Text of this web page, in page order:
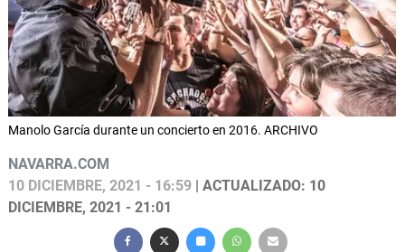
Manolo García durante un concierto en 2016. ARCHIVO
NAVARRA.COM
10 DICIEMBRE, 2021 - 16:59 | ACTUALIZADO: 10
DICIEMBRE, 2021 - 21:01